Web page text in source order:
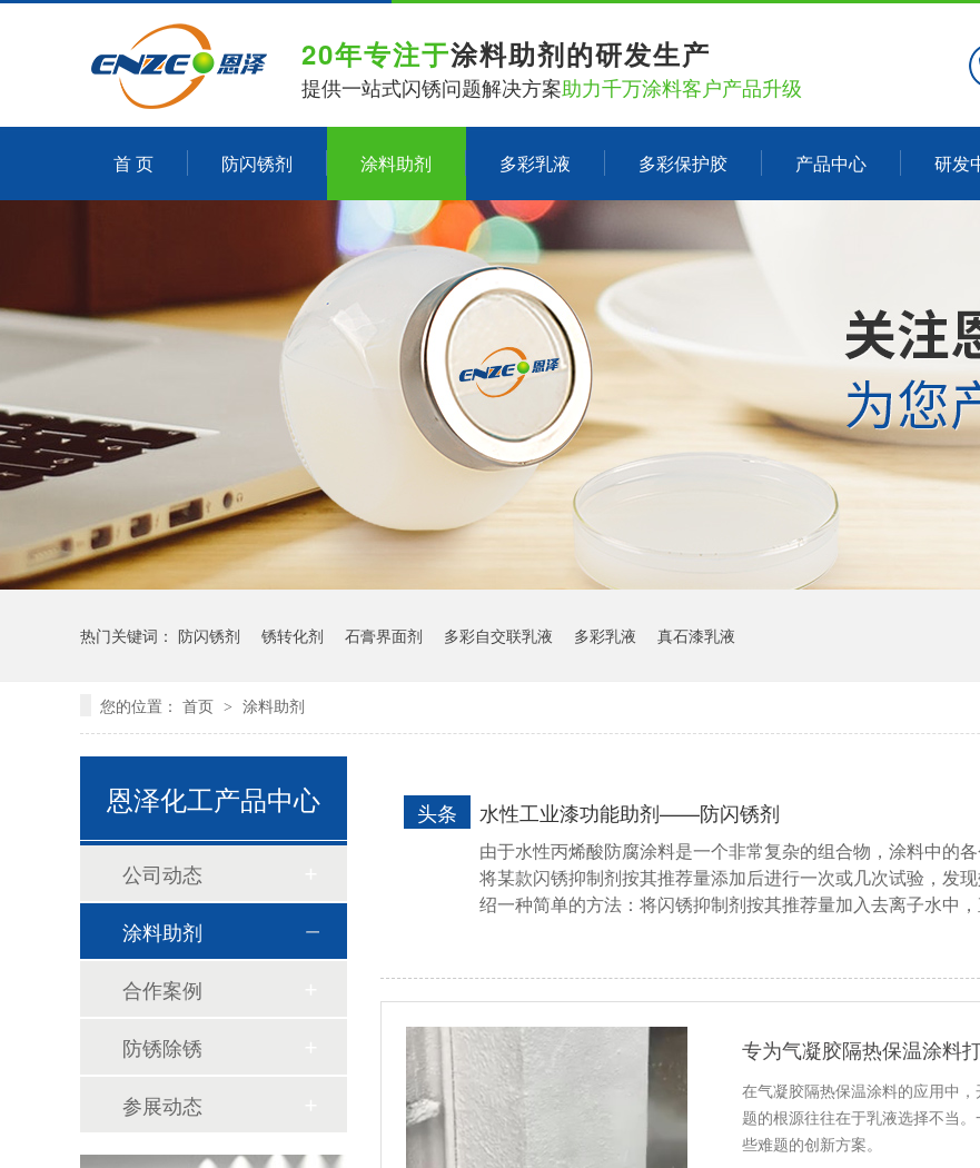
20年专注于涂料助剂的研发生产
提供一站式闪锈问题解决方案助力千万涂料客户产品升级
首 页 防闪锈剂 涂料助剂 多彩乳液 多彩保护胶 产品中心 研发
热门关键词： 防闪锈剂 锈转化剂 石膏界面剂 多彩自交联乳液 多彩乳液 真石漆乳液
您的位置： 首页 > 涂料助剂
水性工业漆功能助剂——防闪锈剂
头条
由于水性丙烯酸防腐涂料是一个非常复杂的组合物，涂料中的
将某款闪锈抑制剂按其推荐量添加后进行一次或几次试验，发
绍一种简单的方法：将闪锈抑制剂按其推荐量加入去离子水中
在气凝胶隔热保温涂料的应用中
题的根源往往在于乳液选择不当
些难题的创新方案。
恩泽化工产品中心
公司动态
涂料助剂
合作案例
防锈除锈
参展动态